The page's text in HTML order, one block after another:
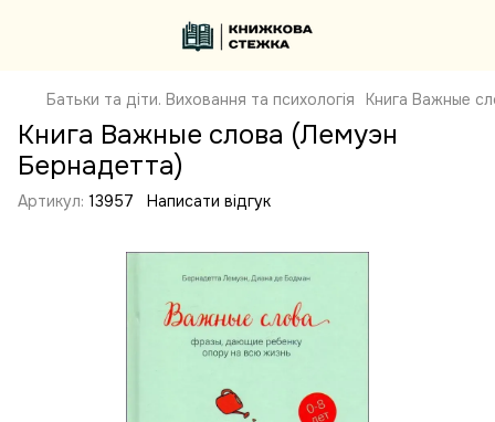
Батьки та діти. Виховання та психологія Книга Важные
Книга Важные слова (Лемуэн
Бернадетта)
Артикул: 13957 Написати відгук